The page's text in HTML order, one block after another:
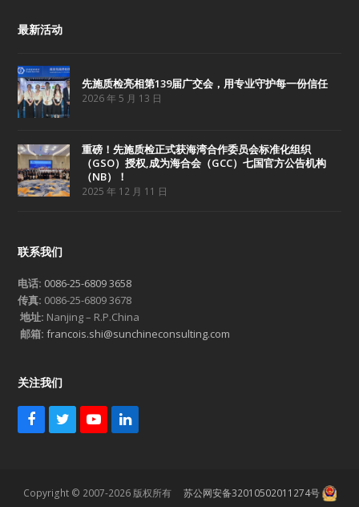
最新活动
先施质检亮相第139届广交会，用专业守护每一份信任
2026 年 5 月 13 日
重磅！先施质检正式获海湾合作委员会标准化组织
（GSO）授权,成为海合会（GCC）七国官方公告机构
（NB）！
2025 年 12 月 11 日
联系我们
电话: 0086-25-6809 3658
传真: 0086-25-6809 3678
地址: Nanjing – R.P.China
邮箱: francois.shi@sunchineconsulting.com
关注我们
F
o
T
e
Y
b
L
d
Copyright © 2007-2026 版权所有 苏公网安备32010502011274号